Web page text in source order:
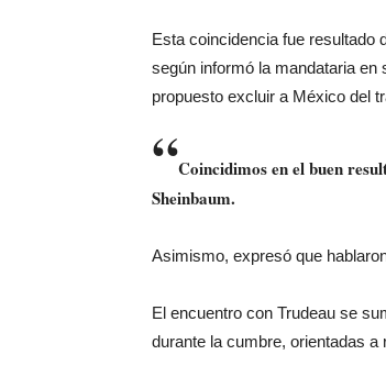
Esta coincidencia fue resultado
según informó la mandataria
propuesto excluir a México del
“Coincidimos en el buen
Sheinbaum.
Asimismo, expresó que
El encuentro con Trudeau se
durante la cumbre, orientadas